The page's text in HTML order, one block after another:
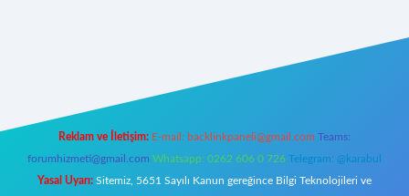
Reklam ve İletişim: E-mail: backlinkpaneli@gmail.com Teams:
forumhizmeti@gmail.com Whatsapp: 0262 606 0 726 Telegram: @karabul
Yasal Uyarı: Sitemiz, 5651 Sayılı Kanun gereğince Bilgi Teknolojileri ve